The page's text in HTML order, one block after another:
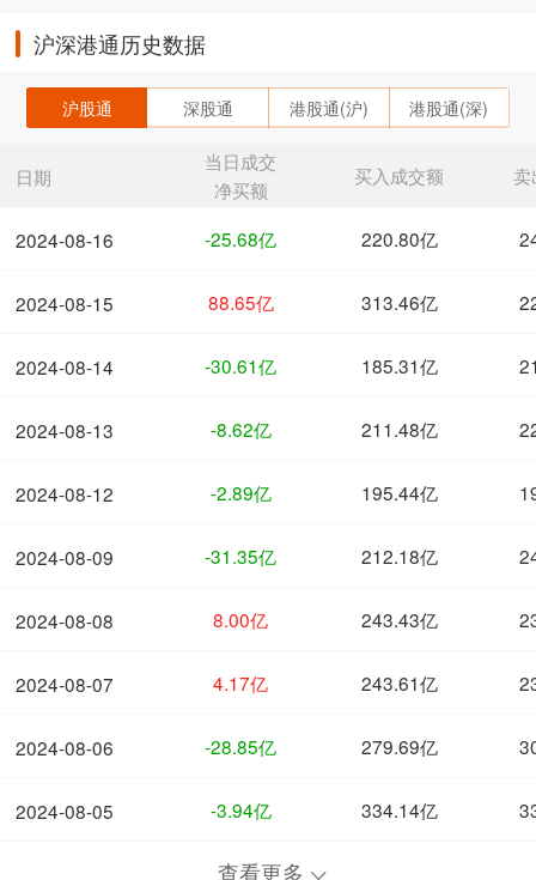
沪深港通历史数据
沪股通 深股通 港股通(沪) 港股通(深)
日期
2024-08-16
2024-08-15
2024-08-14
2024-08-13
2024-08-12
2024-08-09
2024-08-08
2024-08-07
2024-08-06
2024-08-05
当日成交
净买额
买入成交额 卖
-25.68亿 220.80亿
88.65亿 313.46亿
-30.61亿 185.31亿
-8.62亿 211.48亿
-2.89亿 195.44亿
-31.35亿 212.18亿
8.00亿 243.43亿
4.17亿 243.61亿
-28.85亿 279.69亿
-3.94亿 334.14亿
查看更多